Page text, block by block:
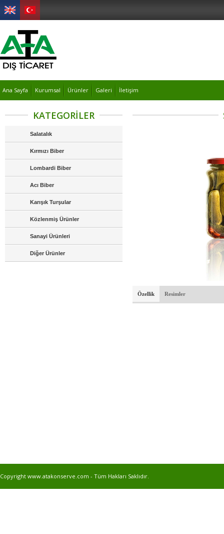
Ana Sayfa Kurumsal Ürünler Galeri İletişim
KATEGORİLER
Salatalık
Kırmızı Biber
Lombardi Biber
Acı Biber
Karışık Turşular
Közlenmiş Ürünler
Sanayi Ürünleri
Diğer Ürünler
Özellik Resimler
Copyright www.atakonserve.com - Tüm Hakları Saklıdır.